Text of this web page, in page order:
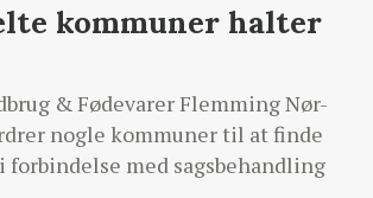
kommuner halter
& Fødevarer Flemming Nør-
nogle kommuner til at finde
forbindelse med sagsbehandling